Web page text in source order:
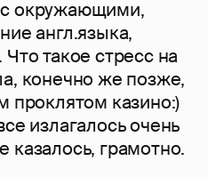
окружающими,
англ.языка,
такое стресс на
конечно же позже,
проклятом казино:)
излагалось очень
казалось, грамотно.